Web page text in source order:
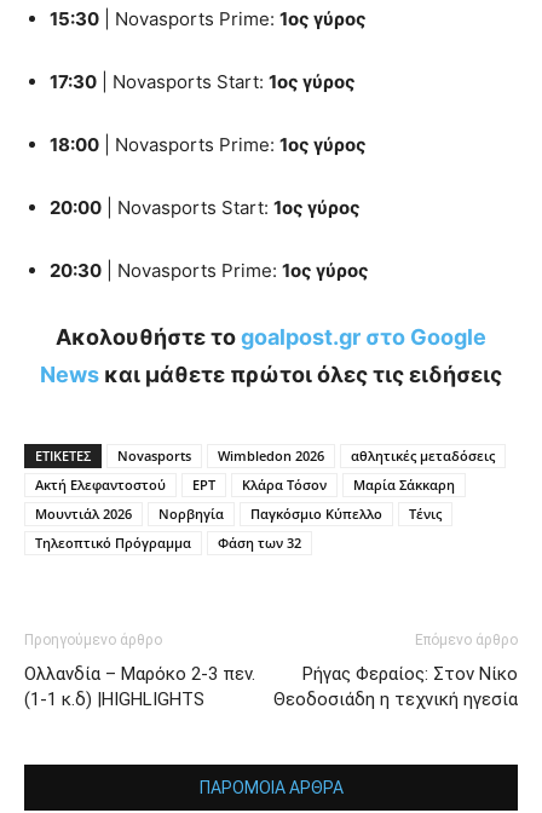
15:30 | Novasports Prime: 1ος γύρος
17:30 | Novasports Start: 1ος γύρος
18:00 | Novasports Prime: 1ος γύρος
20:00 | Novasports Start: 1ος γύρος
20:30 | Novasports Prime: 1ος γύρος
Ακολουθήστε τοgoalpost.gr στο Google
News και μάθετε πρώτοι όλες τις ειδήσεις
ΕΤΙΚΕΤΕΣ Novasports Wimbledon 2026
αθλητικές μεταδόσεις
Ακτή Ελεφαντοστού
ΕΡΤ Κλάρα Τόσον
Μαρία Σάκκαρη
Μουντιάλ 2026
Νορβηγία Παγκόσμιο Κύπελλο
Τένις
Τηλεοπτικό Πρόγραμμα
Φάση των 32
Προηγούμενο άρθρο
Ολλανδία – Μαρόκο 2-3 πεν.
(1-1 κ.δ) |HIGHLIGHTS
Επόμενο άρθρο
Ρήγας Φεραίος: Στον Νίκο
Θεοδοσιάδη η τεχνική ηγεσία
ΠΑΡΟΜΟΙΑ ΑΡΘΡΑ